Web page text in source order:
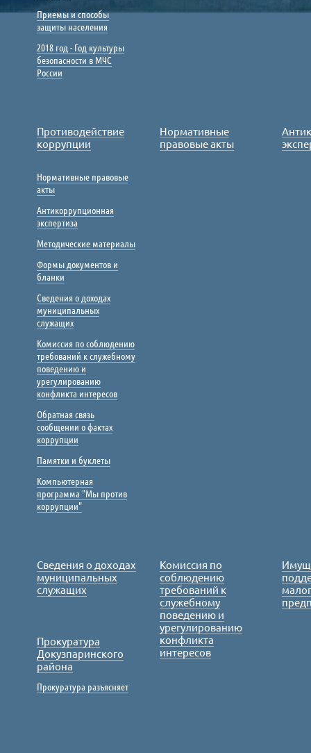
Приемы и способы
защиты населения
2018 год - Год культуры
безопасности в МЧС
России
Противодействие
коррупции
Нормативные правовые
акты
Антикоррупционная
экспертиза
Методические материалы
Формы документов и
бланки
Сведения о доходах
муниципальных
служащих
Комиссия по соблюдению
требований к служебному
поведению и
урегулированию
конфликта интересов
Обратная связь
сообщении о фактах
коррупции
Памятки и буклеты
Компьютерная
программа "Мы против
коррупции"
Нормативные
правовые акты
Сведения о доходах
муниципальных
служащих
Комиссия по
соблюдению
требований к
служебному
поведению и
урегулированию
конфликта
интересов
Прокуратура
Докузпаринского
района
Прокуратура разъясняет